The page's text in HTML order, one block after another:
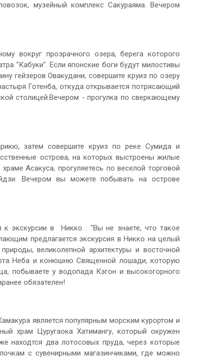
музейный комплекс Сакураяма. Вечером
вокруг прозрачного озера, берега которого
"Кабуки". Если японские боги будут милостивы
гейзеров Овакудани, совершите круиз по озеру
Готенба, откуда открывается потрясающий
столицей.Вечером - прогулка по сверкающему
затем совершите круиз по реке Сумида и
острова, на которых выстроены жилые
Асакуса, прогуляетесь по веселой торговой
Вечером вы можете побывать на острове
экскурсии в Никко . "Вы не знаете, что такое
предлагается экскурсия в Никко на целый
великолепной архитектуры и восточной
Неба и конюшню Священной лошади, которую
побываете у водопада Кэгон и высокогорного
обязателен!
является популярным морским курортом и
храм Цуругаока Хатимангу, который окружен
находтся два лотосовых пруда, через которые
с сувенирными магазинчиками, где можно